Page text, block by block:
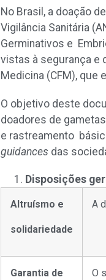
No Brasil, a doação
Vigilância Sanitária
Germinativos e
vistas à segurança e
Medicina (CFM),
O objetivo deste
doadores de
e rastreamento
guidances das
Disposições
Altruísmo e
solidariedade
A
Garantia de
O